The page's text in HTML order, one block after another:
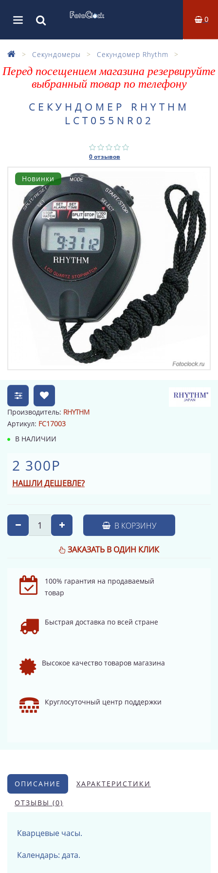
0
Секундомеры Секундомер Rhythm
Перед посещением магазина резервируйте
выбранный товар по телефону
СЕКУНДОМЕР RHYTHM
LCT055NR02
0 отзывов
Новинки
Производитель: RHYTHM
Артикул: FC17003
В НАЛИЧИИ
2 300Р
НАШЛИ ДЕШЕВЛЕ?
В КОРЗИНУ
ЗАКАЗАТЬ В ОДИН КЛИК
100% гарантия на продаваемый
товар
Быстрая доставка по всей стране
Высокое качество товаров магазина
Круглосуточный центр поддержки
ОПИСАНИЕ ХАРАКТЕРИСТИКИ
ОТЗЫВЫ (0)
Кварцевые часы.
Календарь: дата.